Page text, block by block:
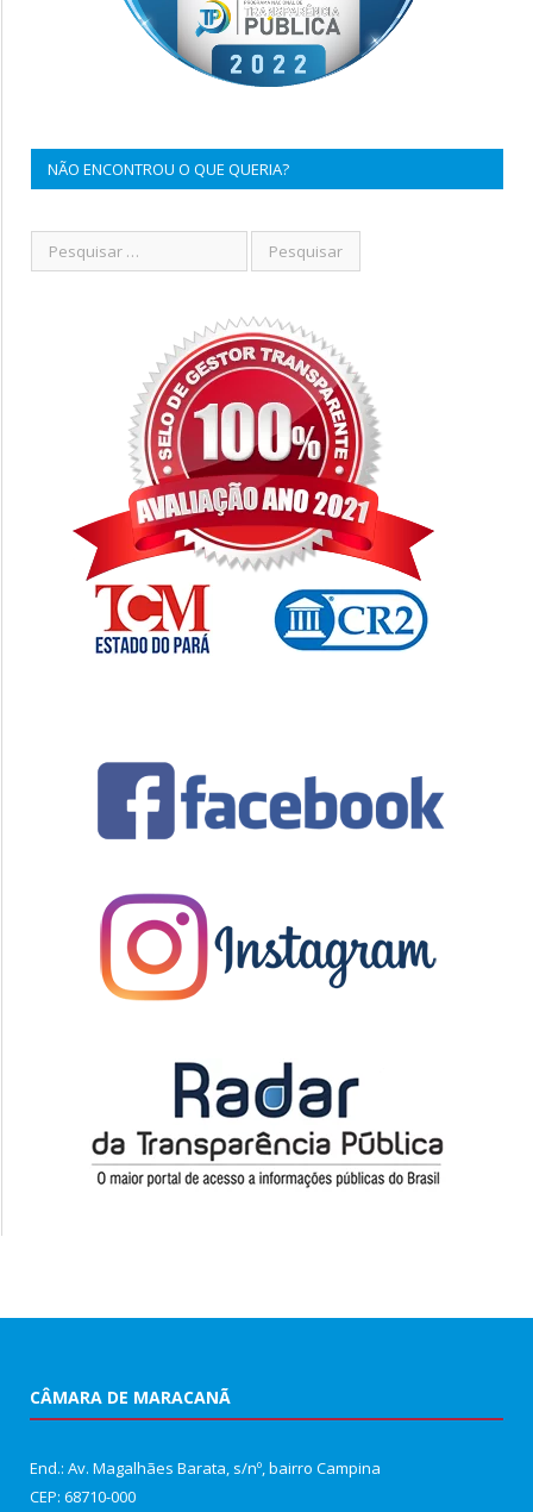
NÃO ENCONTROU O QUE QUERIA?
CÂMARA DE MARACANÃ
End.: Av. Magalhães Barata, s/nº, bairro Campina
CEP: 68710-000